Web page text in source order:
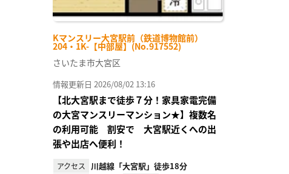
Kマンスリー大宮駅前（鉄道博物館前）
204・1K-【中部屋】(No.917552)
さいたま市大宮区
情報更新日 2026/08/02 13:16
【北大宮駅まで徒歩７分！家具家電完備
の大宮マンスリーマンション★】複数名
の利用可能 割安で 大宮駅近くへの出
張や出店へ便利！
アクセス 川越線「大宮駅」徒歩18分